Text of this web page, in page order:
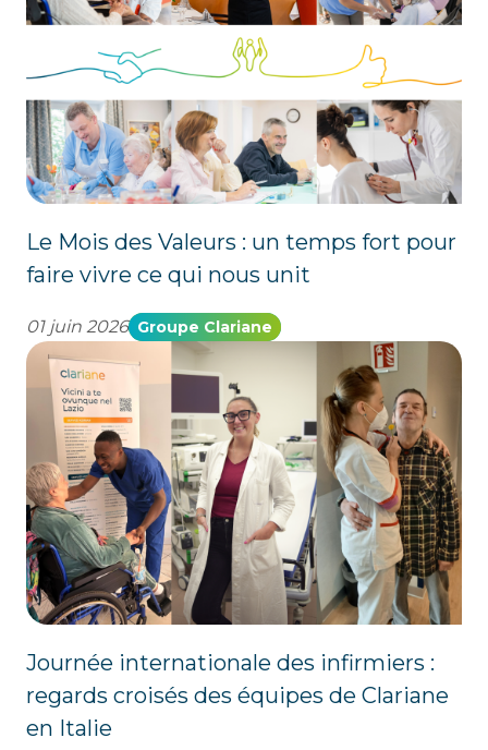
Le Mois des Valeurs : un temps fort pour
faire vivre ce qui nous unit
01 juin 2026 Groupe Clariane
Journée internationale des infirmiers :
regards croisés des équipes de Clariane
en Italie